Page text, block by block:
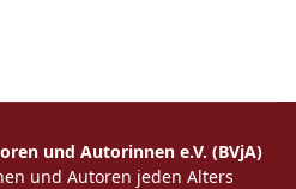
und Autorinnen e.V. (BVjA)
und Autoren jeden Alters